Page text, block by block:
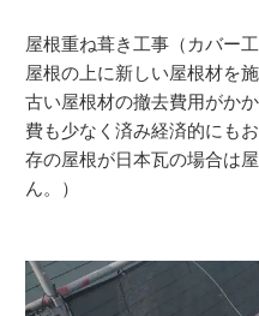
屋根重ね葺き工事（カバー
屋根の上に新しい屋根材を
古い屋根材の撤去費用がか
費も少なく済み経済的にも
存の屋根が日本瓦の場合は
ん。）